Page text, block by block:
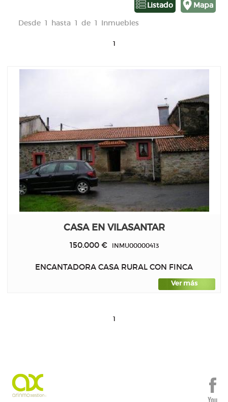
Mapa
Listado
Desde 1 hasta 1 de 1 Inmuebles
1
CASA EN VILASANTAR
150.000 €INMU00000413
ENCANTADORA CASA RURAL CON FINCA
Ver más
1